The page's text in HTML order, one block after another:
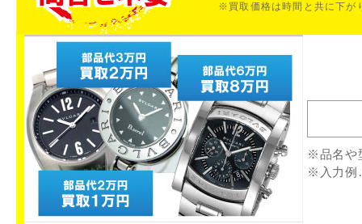
※買取価格は時間と共に下が
※品名や
※入力例